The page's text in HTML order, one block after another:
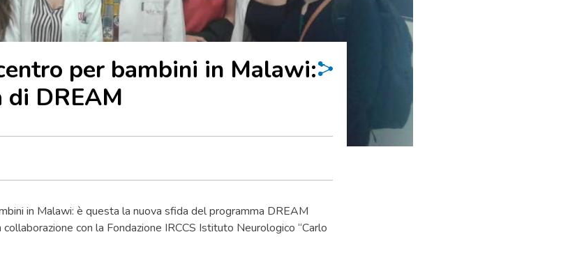
per bambini in Malawi:
di DREAM
in Malawi: è questa la nuova sfida del programma DREAM
collaborazione con la Fondazione IRCCS Istituto Neurologico “Carlo